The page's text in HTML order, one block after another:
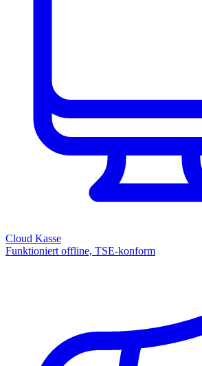
Cloud Kasse
Funktioniert offline, TSE-konform